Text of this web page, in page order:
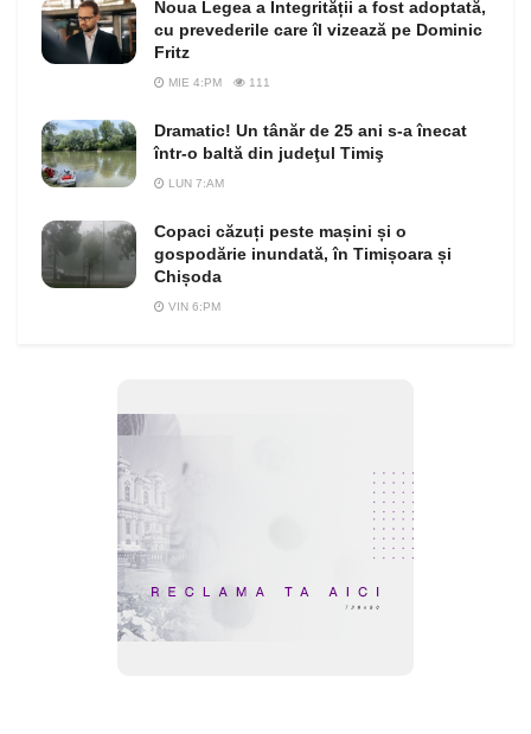
Noua Legea a Integrității a fost adoptată,
cu prevederile care îl vizează pe Dominic
Fritz
MIE 4:PM 111
Dramatic! Un tânăr de 25 ani s-a înecat
într-o baltă din judeţul Timiş
LUN 7:AM
Copaci căzuți peste mașini și o
gospodărie inundată, în Timișoara și
Chișoda
VIN 6:PM